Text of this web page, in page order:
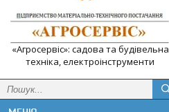
«Агросервіс»: садова та будівельна
техніка, електроінструменти